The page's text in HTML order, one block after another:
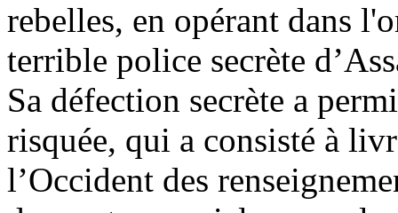
rebelles, en opérant dans
terrible police secrète d’
Sa défection secrète a
risquée, qui a consisté à
l’Occident des